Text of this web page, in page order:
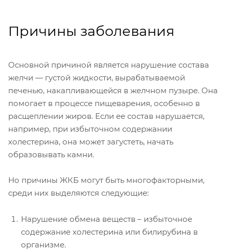
Причины заболевания
Основной причиной является нарушение состава
желчи — густой жидкости, вырабатываемой
печенью, накапливающейся в желчном пузыре. Она
помогает в процессе пищеварения, особенно в
расщеплении жиров. Если ее состав нарушается,
например, при избыточном содержании
холестерина, она может загустеть, начать
образовывать камни.
Но причины ЖКБ могут быть многофакторными,
среди них выделяются следующие:
Нарушение обмена веществ – избыточное
содержание холестерина или билирубина в
организме.